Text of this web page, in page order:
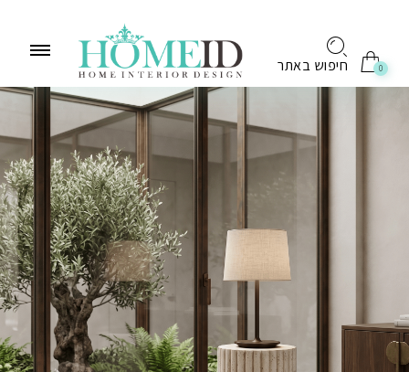
חיפוש באתר 0